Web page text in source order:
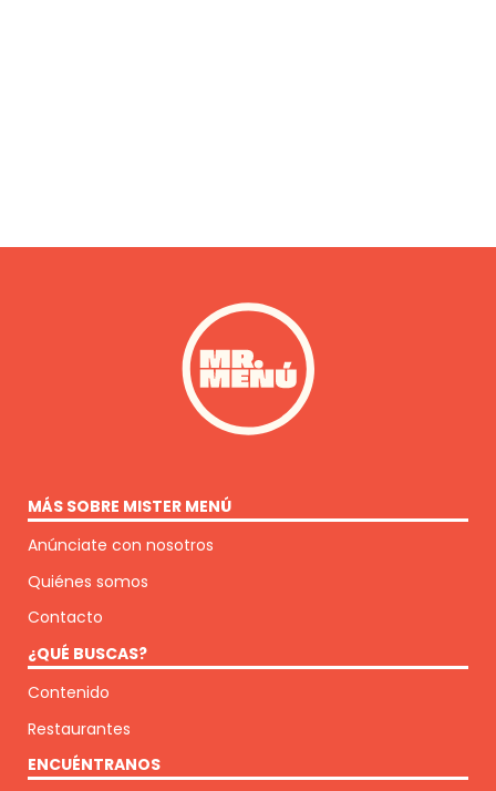
MÁS SOBRE MISTER MENÚ
Anúnciate con nosotros
Quiénes somos
Contacto
¿QUÉ BUSCAS?
Contenido
Restaurantes
ENCUÉNTRANOS